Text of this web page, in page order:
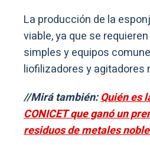
La producción de la
viable, ya que se
simples y equipos
liofilizadores y agitadores
//Mirá también:Quién es
CONICET que ganó un
residuos de metales